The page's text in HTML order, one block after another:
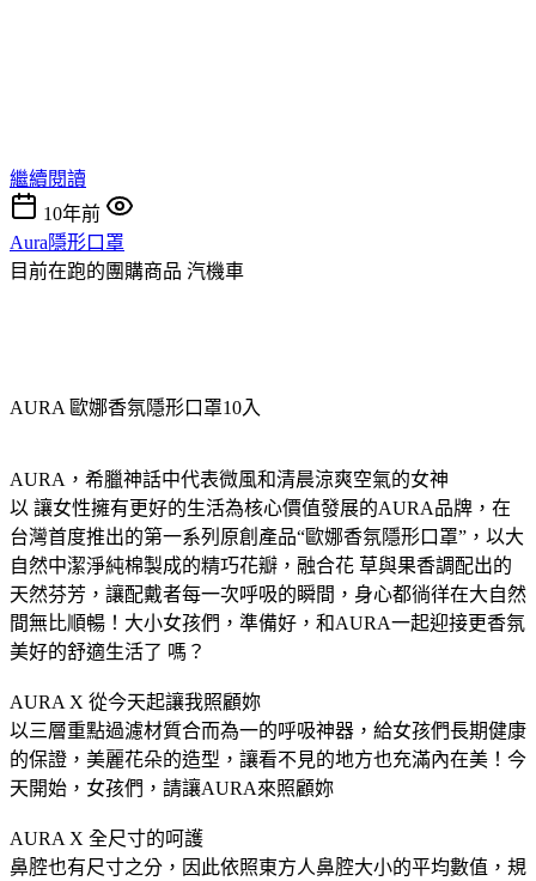
繼續閱讀
10年前
Aura隱形口罩
目前在跑的團購商品 汽機車
AURA 歐娜香氛隱形口罩10入
AURA，希臘神話中代表微風和清晨涼爽空氣的女神
以 讓女性擁有更好的生活為核心價值發展的AURA品牌，在
台灣首度推出的第一系列原創產品“歐娜香氛隱形口罩”，以大
自然中潔淨純棉製成的精巧花瓣，融合花 草與果香調配出的
天然芬芳，讓配戴者每一次呼吸的瞬間，身心都徜徉在大自然
間無比順暢！大小女孩們，準備好，和AURA一起迎接更香氛
美好的舒適生活了 嗎？
AURA X 從今天起讓我照顧妳
以三層重點過濾材質合而為一的呼吸神器，給女孩們長期健康
的保證，美麗花朵的造型，讓看不見的地方也充滿內在美！今
天開始，女孩們，請讓AURA來照顧妳
AURA X 全尺寸的呵護
鼻腔也有尺寸之分，因此依照東方人鼻腔大小的平均數值，規